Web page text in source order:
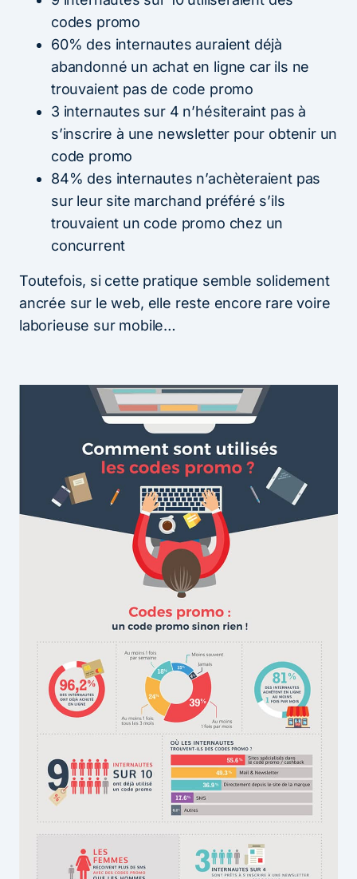
codes promo
60% des internautes auraient déjà
abandonné un achat en ligne car ils ne
trouvaient pas de code promo
3 internautes sur 4 n’hésiteraint pas à
s’inscrire à une newsletter pour obtenir un
code promo
84% des internautes n’achèteraient pas
sur leur site marchand préféré s’ils
trouvaient un code promo chez un
concurrent
Toutefois, si cette pratique semble solidement
ancrée sur le web, elle reste encore rare voire
laborieuse sur mobile…